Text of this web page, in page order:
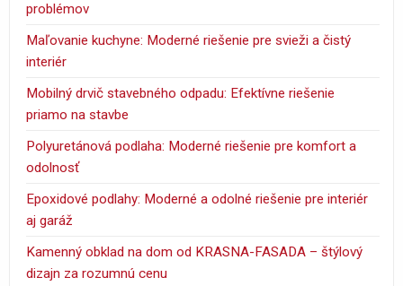
problémov
Maľovanie kuchyne: Moderné riešenie pre svieži a čistý
interiér
Mobilný drvič stavebného odpadu: Efektívne riešenie
priamo na stavbe
Polyuretánová podlaha: Moderné riešenie pre komfort a
odolnosť
Epoxidové podlahy: Moderné a odolné riešenie pre interiér
aj garáž
Kamenný obklad na dom od KRASNA-FASADA – štýlový
dizajn za rozumnú cenu